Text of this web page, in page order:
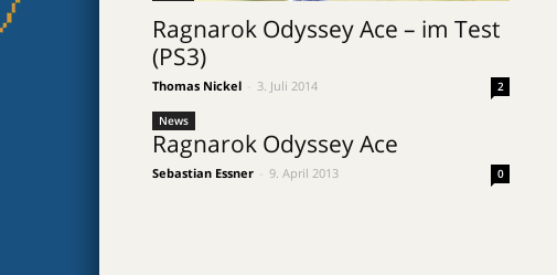
Ragnarok Odyssey Ace – im Test
(PS3)
Thomas Nickel 3. Juli 2014 2
News
Ragnarok Odyssey Ace
Sebastian Essner 9. April 2013 0